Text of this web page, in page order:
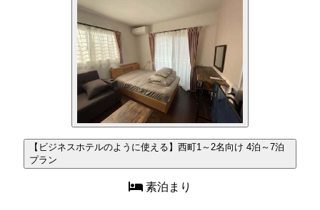
【ビジネスホテルのように使える】西町1～2名向け 4泊～7泊
プラン
素泊まり